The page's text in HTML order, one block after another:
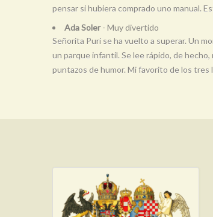
pensar si hubiera comprado uno manual.
Ada Soler- Muy divertido
Señorita Puri se ha vuelto a superar. Un
un parque infantil. Se lee rápido, de
puntazos de humor. Mi favorito de los tres